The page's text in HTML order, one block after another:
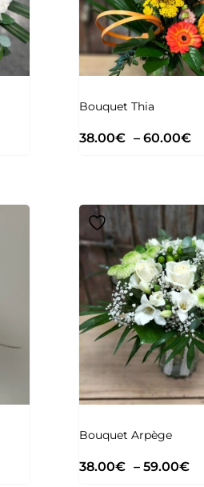
Bouquet Thia
38.00€ –60.00€
Bouquet Arpège
38.00€ –59.00€